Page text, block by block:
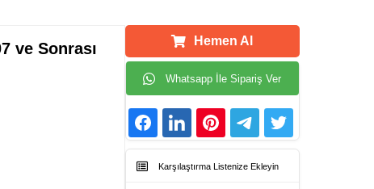
ve Sonrası
Hemen Al
Whatsapp İle Sipariş Ver
Karşılaştırma Listenize Ekleyin